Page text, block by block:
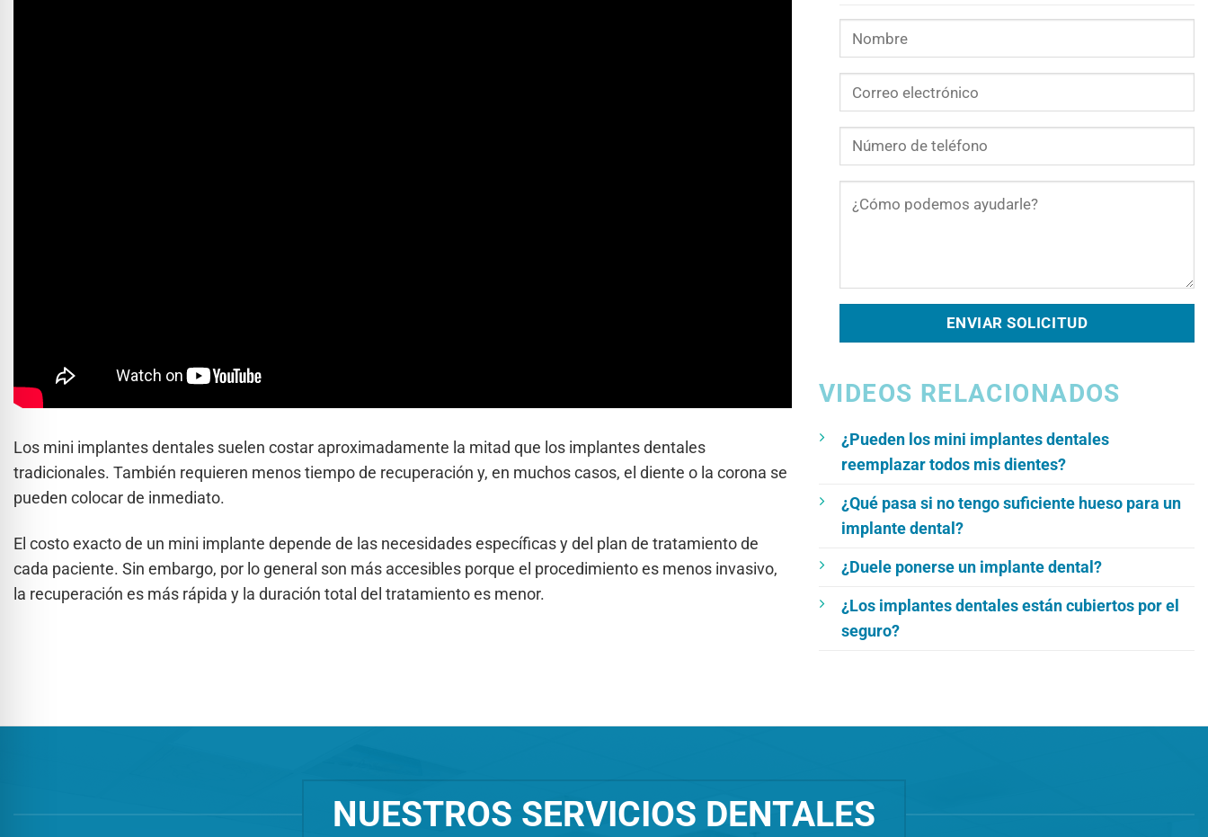
Los mini implantes dentales suelen costar aproximadamente la mitad que los implantes dentales
tradicionales. También requieren menos tiempo de recuperación y, en muchos casos, el diente o la corona se
pueden colocar de inmediato.
El costo exacto de un mini implante depende de las necesidades específicas y del plan de tratamiento de
cada paciente. Sin embargo, por lo general son más accesibles porque el procedimiento es menos invasivo,
la recuperación es más rápida y la duración total del tratamiento es menor.
VIDEOS RELACIONADOS
¿Pueden los mini implantes dentales
reemplazar todos mis dientes?
¿Qué pasa si no tengo suficiente hueso para un
implante dental?
¿Duele ponerse un implante dental?
¿Los implantes dentales están cubiertos por el
seguro?
NUESTROS SERVICIOS DENTALES